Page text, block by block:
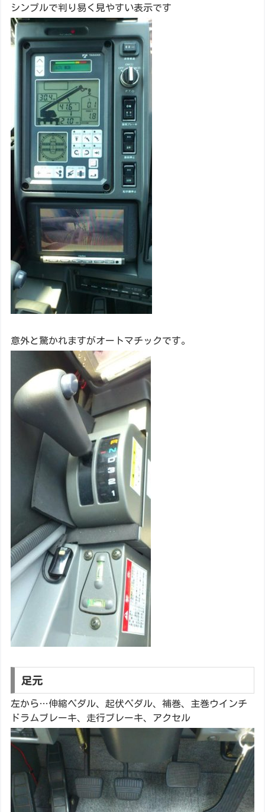
シンプルで判り易く見やすい表示です
意外と驚かれますがオートマチックです。
足元
左から…伸縮ペダル、起伏ペダル、補巻、主巻ウインチ
ドラムブレーキ、走行ブレーキ、アクセル